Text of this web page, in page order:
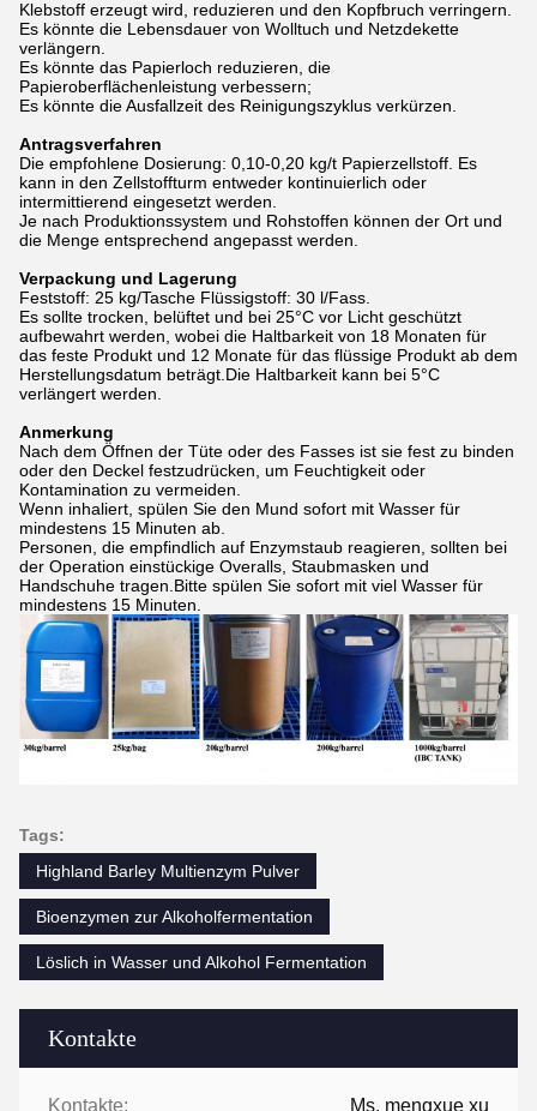
Kontakte
Kontakte: Ms. mengxue xu
Klebstoff erzeugt wird, reduzieren und den Kopfbruch verringern.
Es könnte die Lebensdauer von Wolltuch und Netzdekette
verlängern.
Es könnte das Papierloch reduzieren, die
Papieroberflächenleistung verbessern;
Es könnte die Ausfallzeit des Reinigungszyklus verkürzen.
Antragsverfahren
Die empfohlene Dosierung: 0,10-0,20 kg/t Papierzellstoff. Es
kann in den Zellstoffturm entweder kontinuierlich oder
intermittierend eingesetzt werden.
Je nach Produktionssystem und Rohstoffen können der Ort und
die Menge entsprechend angepasst werden.
Verpackung und Lagerung
Feststoff: 25 kg/Tasche Flüssigstoff: 30 l/Fass.
Es sollte trocken, belüftet und bei 25°C vor Licht geschützt
aufbewahrt werden, wobei die Haltbarkeit von 18 Monaten für
das feste Produkt und 12 Monate für das flüssige Produkt ab dem
Herstellungsdatum beträgt.Die Haltbarkeit kann bei 5°C
verlängert werden.
Anmerkung
Nach dem Öffnen der Tüte oder des Fasses ist sie fest zu binden
oder den Deckel festzudrücken, um Feuchtigkeit oder
Kontamination zu vermeiden.
Wenn inhaliert, spülen Sie den Mund sofort mit Wasser für
mindestens 15 Minuten ab.
Personen, die empfindlich auf Enzymstaub reagieren, sollten bei
der Operation einstückige Overalls, Staubmasken und
Handschuhe tragen.Bitte spülen Sie sofort mit viel Wasser für
mindestens 15 Minuten.
Tags:
Highland Barley Multienzym Pulver
Bioenzymen zur Alkoholfermentation
Löslich in Wasser und Alkohol Fermentation